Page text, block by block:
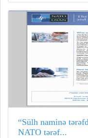
“Sülh naminə
NATO tərəf...